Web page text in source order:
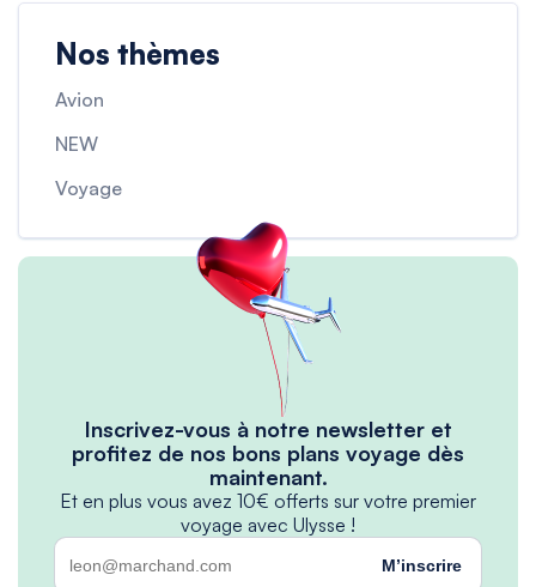
Nos thèmes
Avion
NEW
Voyage
Inscrivez-vous à notre newsletter et
profitez de nos bons plans voyage dès
maintenant.
Et en plus vous avez 10€ offerts sur votre premier
voyage avec Ulysse !
M’inscrire